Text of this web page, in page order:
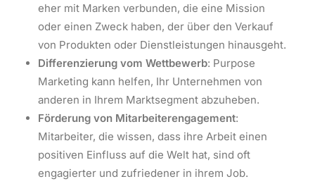
eher mit Marken verbunden, die eine Mission
oder einen Zweck haben, der über den Verkauf
von Produkten oder Dienstleistungen hinausgeht.
Differenzierung vom Wettbewerb: Purpose
Marketing kann helfen, Ihr Unternehmen von
anderen in Ihrem Marktsegment abzuheben.
Förderung von Mitarbeiterengagement:
Mitarbeiter, die wissen, dass ihre Arbeit einen
positiven Einfluss auf die Welt hat, sind oft
engagierter und zufriedener in ihrem Job.